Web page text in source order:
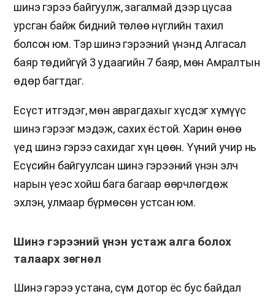
шинэ гэрээ байгуулж, загалмай дээр цусаа
урсган байж бидний төлөө нүглийн тахил
болсон юм. Тэр шинэ гэрээний үнэнд Алгасал
баяр төдийгүй 3 удаагийн 7 баяр, мөн Амралтын
өдөр багтдаг.
Есүст итгэдэг, мөн аврагдахыг хүсдэг хүмүүс
шинэ гэрээг мэдэж, сахих ёстой. Харин өнөө
үед шинэ гэрээ сахидаг хүн цөөн. Үүний учир нь
Есүсийн байгуулсан шинэ гэрээний үнэн элч
нарын үеэс хойш бага багаар өөрчлөгдөж
эхлэн, улмаар бүрмөсөн устсан юм.
Шинэ гэрээний үнэн устаж алга болох
талаарх зөгнөл
Шинэ гэрээ устана, сүм дотор ёс бус байдал